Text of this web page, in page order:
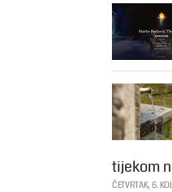
tijekom
ČETVRTAK, 6.